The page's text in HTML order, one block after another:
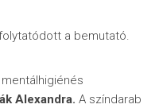
a bemutató.
Alexandra. A színdarab